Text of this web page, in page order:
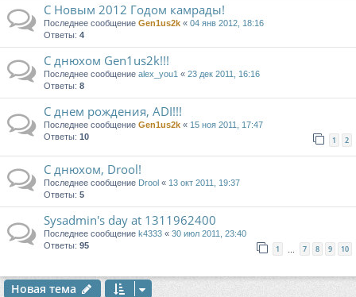
С Новым 2012 Годом камрады!
Последнее сообщение Gen1us2k « 04 янв 2012, 18:16
Ответы: 4
С днюхом Gen1us2k!!!
Последнее сообщение alex_you1 « 23 дек 2011, 16:16
Ответы: 8
С днем рождения, ADI!!!
Последнее сообщение Gen1us2k « 15 ноя 2011, 17:47
Ответы: 10 1 2
С днюхом, Drool!
Последнее сообщение Drool « 13 окт 2011, 19:37
Ответы: 5
Sysadmin's day at 1311962400
Последнее сообщение k4333 « 30 июл 2011, 23:40
Ответы: 95 1 7 8 9 10
Новая тема